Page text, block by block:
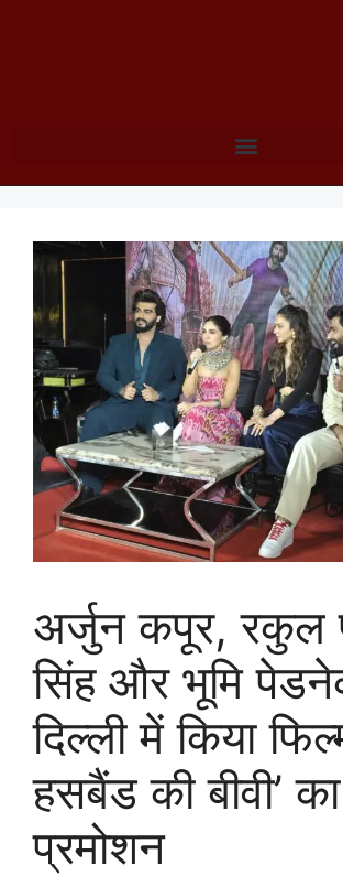
अर्जुन कपूर, रकुल
सिंह और भूमि
दिल्ली में किया
हसबैंड की बीवी’ का
प्रमोशन